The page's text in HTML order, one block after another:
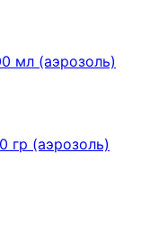
мл (аэрозоль)
гр (аэрозоль)